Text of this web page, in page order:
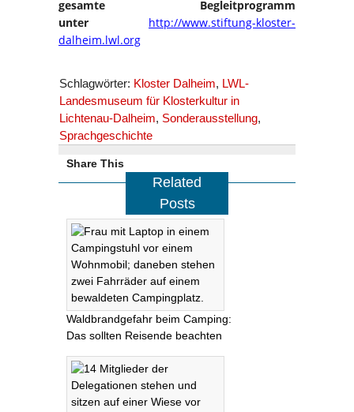
gesamte Begleitprogramm
unter
http://www.stiftung-kloster-
dalheim.lwl.org
Schlagwörter: Kloster Dalheim, LWL-
Landesmuseum für Klosterkultur in
Lichtenau-Dalheim, Sonderausstellung,
Sprachgeschichte
Share This
Related
Posts
Waldbrandgefahr beim Camping:
Das sollten Reisende beachten